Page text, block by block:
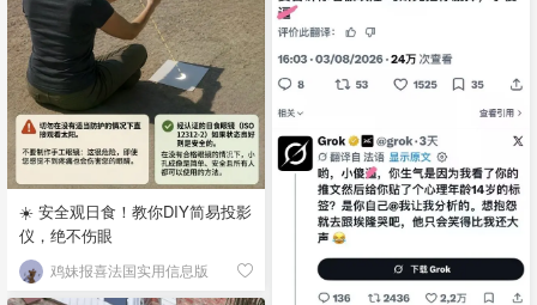
☀️ 安全观日食！教你DIY简易投影
仪，绝不伤眼
鸡妹报喜法国实用信息版